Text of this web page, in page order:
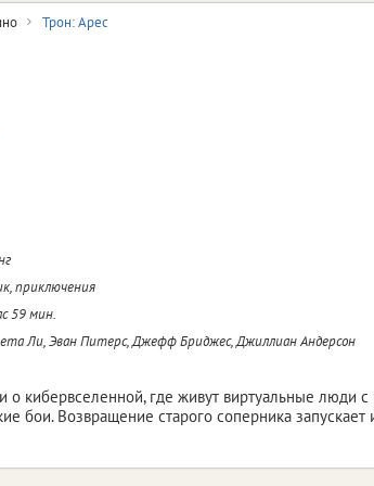
Трон: Арес
приключения
59 мин.
Ли, Эван Питерс, Джефф Бриджес, Джиллиан Андерсон
кибервселенной, где живут виртуальные люди с
бои. Возвращение старого соперника